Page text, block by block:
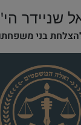
שניידר הי"ו
בני משפחתו